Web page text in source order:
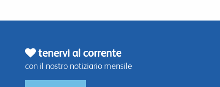
tenervi al corrente
con il nostro notiziario mensile